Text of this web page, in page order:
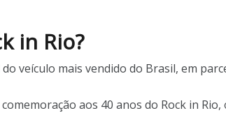
in Rio?
veículo mais vendido do Brasil, em
aos 40 anos do Rock in